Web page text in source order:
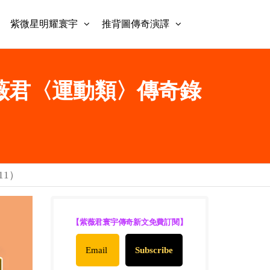
紫微星明耀寰宇 推背圖傳奇演譯
君〈運動類〉傳奇錄
）
【紫薇君寰宇傳奇新文免費訂閱】